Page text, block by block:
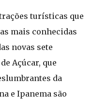
turísticas que
mais conhecidas
novas sete
Açúcar, que
da
e Ipanema são